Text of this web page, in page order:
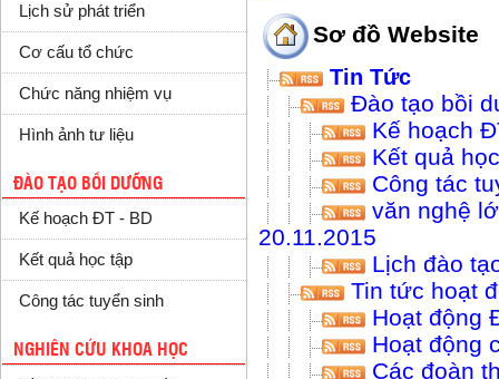
Lịch sử phát triển
Cơ cấu tổ chức
Chức năng nhiệm vụ
Hình ảnh tư liệu
ĐÀO TẠO BỒI DƯỠNG
Kế hoạch ĐT - BD
Kết quả học tập
Công tác tuyển sinh
NGHIÊN CỨU KHOA HỌC
Sơ đồ Website
Tin Tức
Đào tạo bồi
Kế hoạch
Kết quả
Công tác
văn nghệ
20.11.2015
Lịch đào
Tin tức hoạt
Hoạt động
Hoạt động
Các đoàn